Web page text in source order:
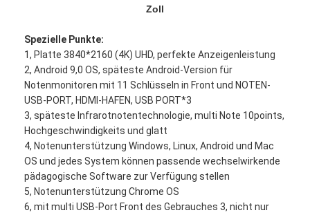
Zoll
Spezielle Punkte:
1, Platte 3840*2160 (4K) UHD, perfekte Anzeigenleistung
2, Android 9,0 OS, späteste Android-Version für
Notenmonitoren mit 11 Schlüsseln in Front und NOTEN-
USB-PORT, HDMI-HAFEN, USB PORT*3
3, späteste Infrarotnotentechnologie, multi Note 10points,
Hochgeschwindigkeits und glatt
4, Notenunterstützung Windows, Linux, Android und Mac
OS und jedes System können passende wechselwirkende
pädagogische Software zur Verfügung stellen
5, Notenunterstützung Chrome OS
6, mit multi USB-Port Front des Gebrauches 3, nicht nur